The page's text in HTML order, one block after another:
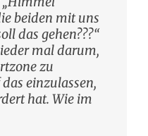
beiden mit uns
das gehen???“
mal darum,
zu
einzulassen,
hat. Wie im